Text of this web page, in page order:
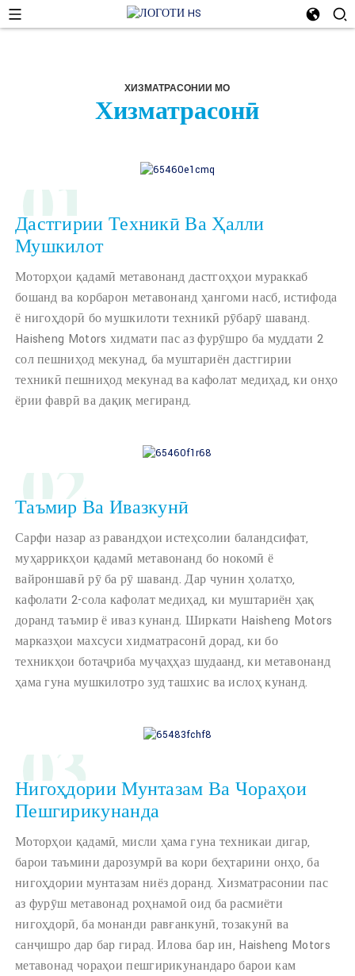
ХИЗМАТРАСОНИИ МО
Хизматрасонӣ
01
Дастгирии Техникӣ Ва Ҳалли
Мушкилот
Моторҳои қадамӣ метавонанд дастгоҳҳои мураккаб
бошанд ва корбарон метавонанд ҳангоми насб, истифода
ё нигоҳдорӣ бо мушкилоти техникӣ рӯбарӯ шаванд.
Haisheng Motors хидмати пас аз фурӯшро ба муддати 2
сол пешниҳод мекунад, ба муштариён дастгирии
техникӣ пешниҳод мекунад ва кафолат медиҳад, ки онҳо
ёрии фаврӣ ва дақиқ мегиранд.
02
Таъмир Ва Ивазкунӣ
Сарфи назар аз равандҳои истеҳсолии баландсифат,
муҳаррикҳои қадамӣ метавонанд бо нокомӣ ё
вайроншавӣ рӯ ба рӯ шаванд. Дар чунин ҳолатҳо,
кафолати 2-сола кафолат медиҳад, ки муштариён ҳақ
доранд таъмир ё иваз кунанд. Ширкати Haisheng Motors
марказҳои махсуси хидматрасонӣ дорад, ки бо
техникҳои ботаҷриба муҷаҳҳаз шудаанд, ки метавонанд
ҳама гуна мушкилотро зуд ташхис ва ислоҳ кунанд.
03
Нигоҳдории Мунтазам Ва Чораҳои
Пешгирикунанда
Моторҳои қадамӣ, мисли ҳама гуна техникаи дигар,
барои таъмини дарозумрӣ ва кори беҳтарини онҳо, ба
нигоҳдории мунтазам ниёз доранд. Хизматрасонии пас
аз фурӯш метавонад роҳнамоӣ оид ба расмиёти
нигоҳдорӣ, ба монанди равғанкунӣ, тозакунӣ ва
санҷишро дар бар гирад. Илова бар ин, Haisheng Motors
метавонад чораҳои пешгирикунандаро барои кам